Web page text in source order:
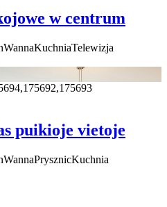
w centrum
WannaKuchniaTelewizja
puikioje vietoje
WannaPrysznicKuchnia